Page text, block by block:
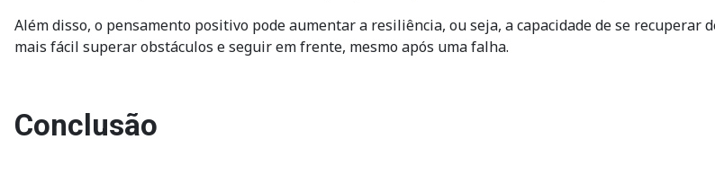
Além disso, o pensamento positivo pode aumentar a resiliência, ou seja, a capacidade de se
mais fácil superar obstáculos e seguir em frente, mesmo após uma falha.
Conclusão